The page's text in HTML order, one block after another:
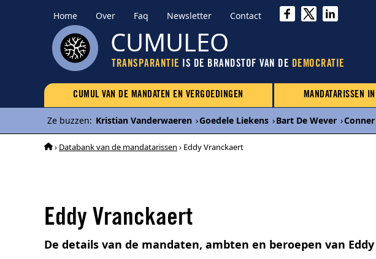
Home Over Faq Newsletter Contact
CUMULEO
TRANSPARANTIE IS DE BRANDSTOF VAN DE DEMOCRATIE
CUMUL VAN DE MANDATEN EN VERGOEDINGEN MANDATARISSEN
Ze buzzen: Kristian Vanderwaeren ›Goedele Liekens ›Bart De Wever ›
› Databank van de mandatarissen › Eddy Vranckaert
Eddy Vranckaert
De details van de mandaten, ambten en beroepen van Eddy